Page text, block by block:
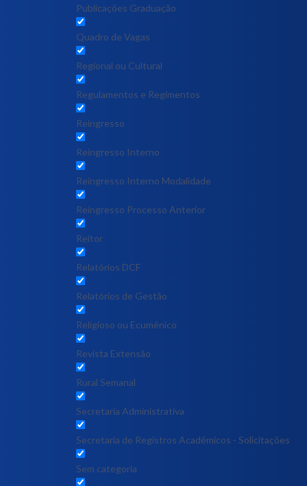
Publicações Graduação
Quadro de Vagas
Regional ou Cultural
Regulamentos e Regimentos
Reingresso
Reingresso Interno
Reingresso Interno Modalidade
Reingresso Processo Anterior
Reitor
Relatórios DCF
Relatórios de Gestão
Religioso ou Ecumênico
Revista Extensão
Rural Semanal
Secretaria Administrativa
Secretaria de Registros Acadêmicos - Solicitações
Sem categoria